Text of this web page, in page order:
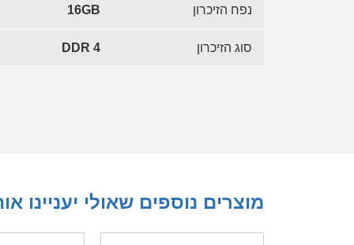
נפח הזיכרון 16GB
סוג הזיכרון DDR 4
מוצרים נוספים שאולי יעניינו